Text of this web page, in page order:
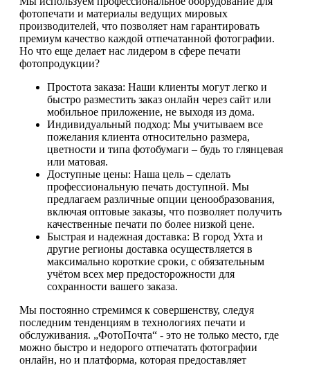
фотопечати и материалы ведущих мировых
производителей, что позволяет нам гарантировать
премиум качество каждой отпечатанной фотографии.
Но что еще делает нас лидером в сфере печати
фотопродукции?
Простота заказа: Наши клиенты могут легко и
быстро разместить заказ онлайн через сайт или
мобильное приложение, не выходя из дома.
Индивидуальный подход: Мы учитываем все
пожелания клиента относительно размера,
цветности и типа фотобумаги – будь то глянцевая
или матовая.
Доступные цены: Наша цель – сделать
профессиональную печать доступной. Мы
предлагаем различные опции ценообразования,
включая оптовые заказы, что позволяет получить
качественные печати по более низкой цене.
Быстрая и надежная доставка: В город Ухта и
другие регионы доставка осуществляется в
максимально короткие сроки, с обязательным
учётом всех мер предосторожности для
сохранности вашего заказа.
Мы постоянно стремимся к совершенству, следуя
последним тенденциям в технологиях печати и
обслуживания. „ФотоПочта“ - это не только место, где
можно быстро и недорого отпечатать фотографии
онлайн, но и платформа, которая предоставляет